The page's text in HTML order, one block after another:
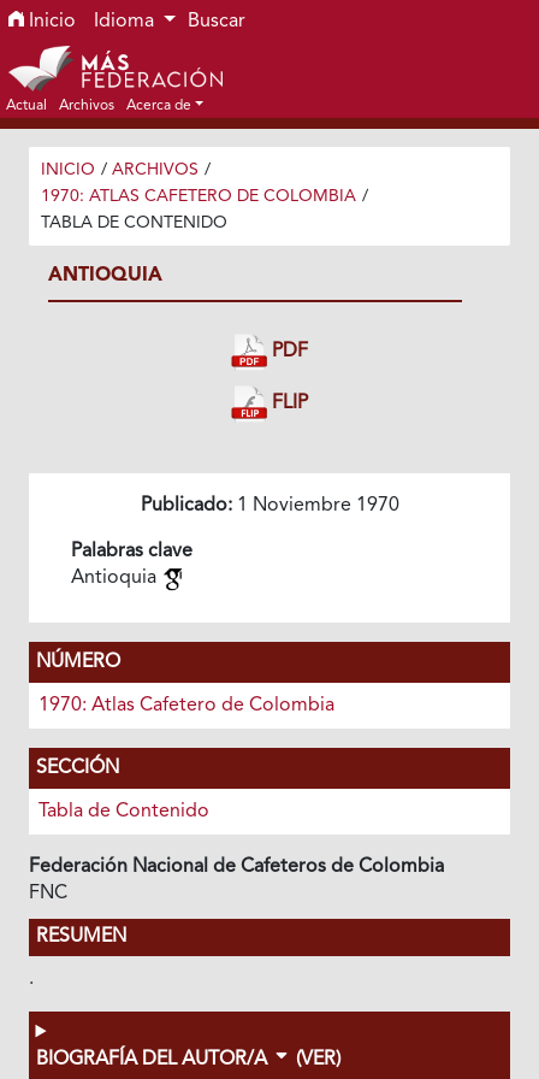
Ir al menú de navegación principal
Ir al contenido principal
Ir al pie de página del sitio
Inicio Idioma Buscar
Actual Archivos Acerca de
INICIO / ARCHIVOS /
1970: ATLAS CAFETERO DE COLOMBIA /
TABLA DE CONTENIDO
ANTIOQUIA
PDF
FLIP
Publicado:1 Noviembre 1970
Palabras clave
Antioquia
NÚMERO
1970: Atlas Cafetero de Colombia
SECCIÓN
Tabla de Contenido
Federación Nacional de Cafeteros de Colombia
FNC
RESUMEN
.
BIOGRAFÍA DEL AUTOR/A (VER)